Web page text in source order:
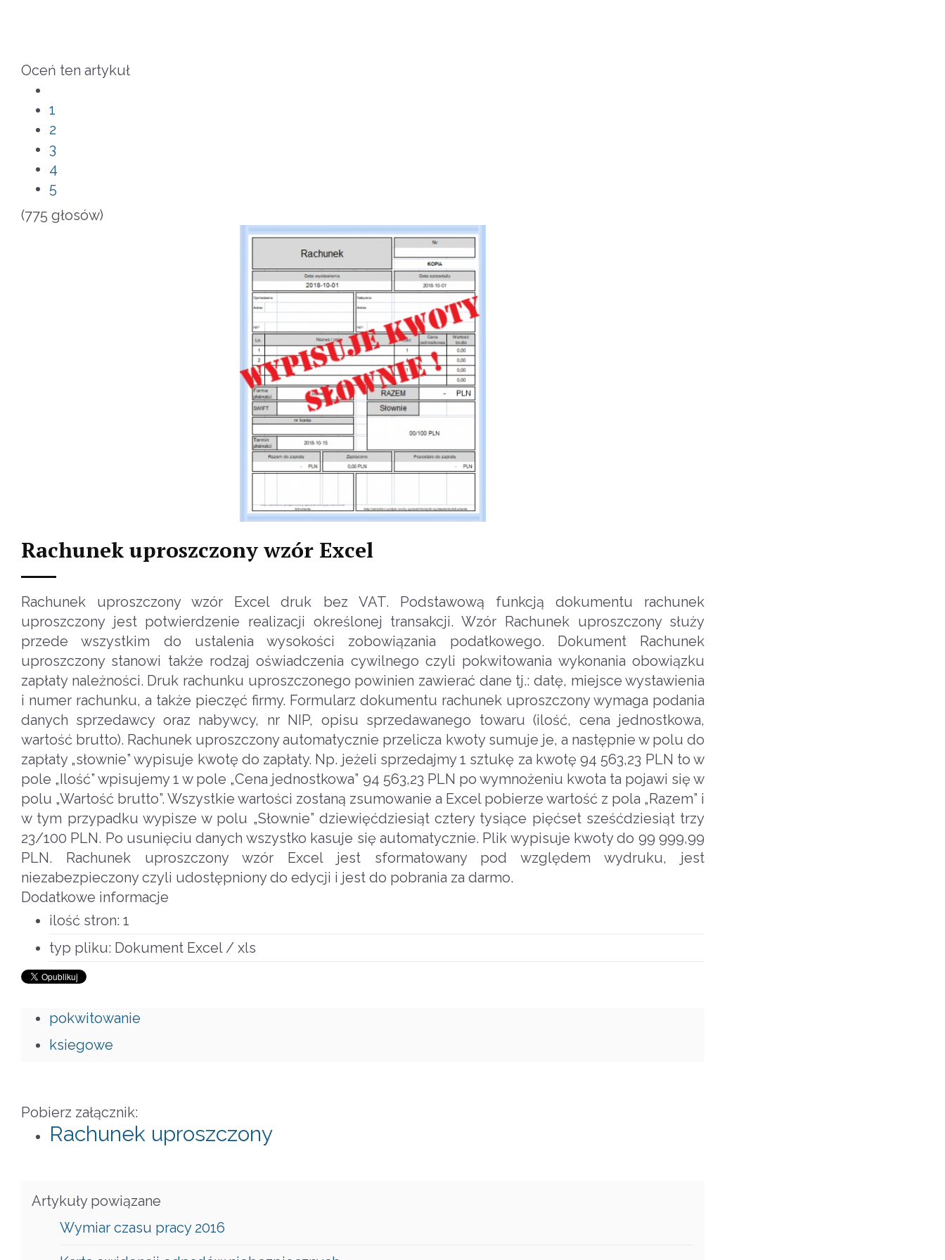
Oceń ten artykuł
1
2
3
4
5
(775 głosów)
Rachunek uproszczony wzór Excel
Rachunek uproszczony wzór Excel druk bez VAT. Podstawową funkcją dokumentu rachunek
uproszczony jest potwierdzenie realizacji określonej transakcji. Wzór Rachunek uproszczony służy
przede wszystkim do ustalenia wysokości zobowiązania podatkowego. Dokument Rachunek
uproszczony stanowi także rodzaj oświadczenia cywilnego czyli pokwitowania wykonania obowiązku
zapłaty należności. Druk rachunku uproszczonego powinien zawierać dane tj.: datę, miejsce wystawienia
i numer rachunku, a także pieczęć firmy. Formularz dokumentu rachunek uproszczony wymaga podania
danych sprzedawcy oraz nabywcy, nr NIP, opisu sprzedawanego towaru (ilość, cena jednostkowa,
wartość brutto). Rachunek uproszczony automatycznie przelicza kwoty sumuje je, a następnie w polu do
zapłaty „słownie” wypisuje kwotę do zapłaty. Np. jeżeli sprzedajmy 1 sztukę za kwotę 94 563,23 PLN to w
pole „Ilość” wpisujemy 1 w pole „Cena jednostkowa” 94 563,23 PLN po wymnożeniu kwota ta pojawi się w
polu „Wartość brutto”. Wszystkie wartości zostaną zsumowanie a Excel pobierze wartość z pola „Razem” i
w tym przypadku wypisze w polu „Słownie” dziewięćdziesiąt cztery tysiące pięćset sześćdziesiąt trzy
23/100 PLN. Po usunięciu danych wszystko kasuje się automatycznie. Plik wypisuje kwoty do 99 999,99
PLN. Rachunek uproszczony wzór Excel jest sformatowany pod względem wydruku, jest
niezabezpieczony czyli udostępniony do edycji i jest do pobrania za darmo.
Dodatkowe informacje
ilość stron: 1
typ pliku: Dokument Excel / xls
pokwitowanie
ksiegowe
Pobierz załącznik:
Rachunek uproszczony
Artykuły powiązane
Wymiar czasu pracy 2016